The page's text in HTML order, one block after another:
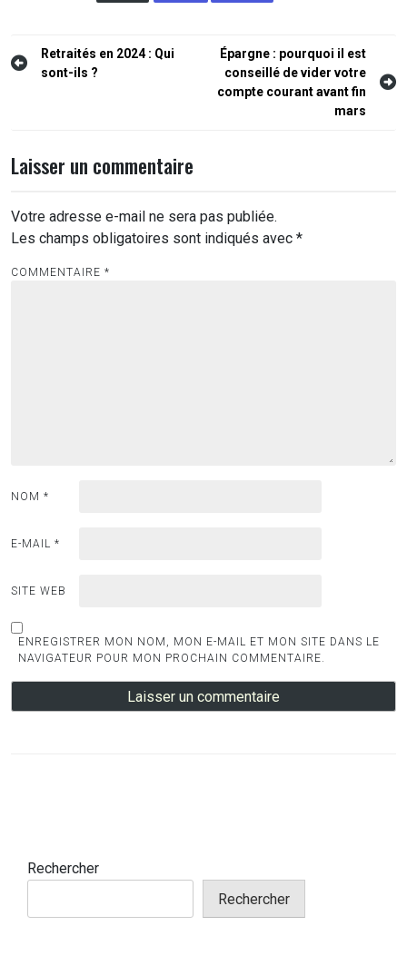
Navigation
Retraités en 2024 : Qui
sont-ils ?
Épargne : pourquoi il est
conseillé de vider votre
compte courant avant fin
mars
Laisser un commentaire
Votre adresse e-mail ne sera pas publiée.
Les champs obligatoires sont indiqués avec *
COMMENTAIRE *
NOM *
E-MAIL *
SITE WEB
ENREGISTRER MON NOM, MON E-MAIL ET MON SITE DANS LE
NAVIGATEUR POUR MON PROCHAIN COMMENTAIRE.
Rechercher
Rechercher